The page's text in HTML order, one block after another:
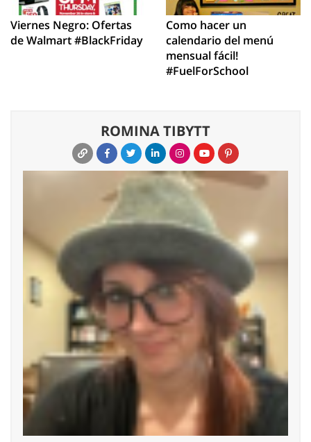
Viernes Negro: Ofertas
de Walmart #BlackFriday
Como hacer un
calendario del menú
mensual fácil!
#FuelForSchool
ROMINA TIBYTT